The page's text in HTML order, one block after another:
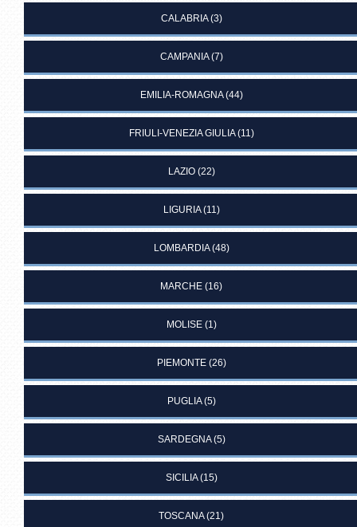
CALABRIA(3)
CAMPANIA(7)
EMILIA-ROMAGNA(44)
FRIULI-VENEZIA GIULIA(11)
LAZIO(22)
LIGURIA(11)
LOMBARDIA(48)
MARCHE (16)
MOLISE(1)
PIEMONTE(26)
PUGLIA(5)
SARDEGNA(5)
SICILIA(15)
TOSCANA(21)